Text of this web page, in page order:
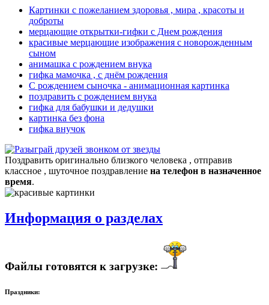
Картинки с пожеланием здоровья , мира , красоты и
доброты
мерцающие открытки-гифки с Днем рождения
красивые мерцающие изображения с новорожденным
сыном
анимашка с рождением внука
гифка мамочка , с днём рождения
С рождением сыночка - анимационная картинка
поздравить с рождением внука
гифка для бабушки и дедушки
картинка без фона
гифка внучок
Поздравить оригинально близкого человека , отправив
классное , шуточное поздравление на телефон в назначенное
время.
Информация о разделах
Файлы готовятся к загрузке:
Праздники: